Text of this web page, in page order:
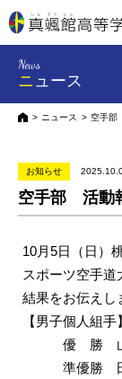
News
ニュース
HOMEニュース 空手部
お知らせ
空手部 活動
10月5日（日）
スポーツ空手道
結果をお伝えし
【男子個人組
優 勝 山内
準優勝 田